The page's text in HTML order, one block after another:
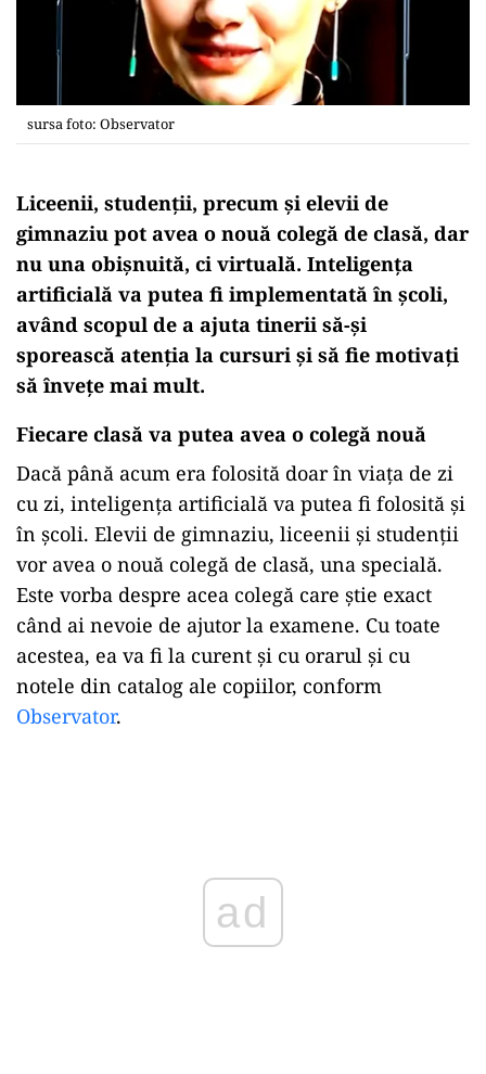
sursa foto: Observator
Liceenii, studenții, precum și elevii de
gimnaziu pot avea o nouă colegă de clasă, dar
nu una obișnuită, ci virtuală. Inteligența
artificială va putea fi implementată în școli,
având scopul de a ajuta tinerii să-și
sporească atenția la cursuri și să fie motivați
să învețe mai mult.
Fiecare clasă va putea avea o colegă nouă
Dacă până acum era folosită doarîn viața de zi
cu zi, inteligența artificială va putea fi folosită și
în școli. Elevii de gimnaziu, liceenii și studenții
vor avea o nouă colegă de clasă, una specială.
Este vorba despre acea colegă care știe exact
când ai nevoie de ajutorla examene. Cu toate
acestea, ea va fi la curent și cu orarul și cu
notele din catalog ale copiilor, conform
Observator.
ad